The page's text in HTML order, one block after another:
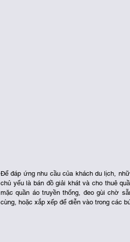
Để đáp ứng nhu cầu của khách du lịch,
chủ yếu là bán đồ giải khát và cho thuê
mặc quần áo truyền thống, đeo gùi chờ
cùng, hoặc xắp xếp để diễn vào trong các